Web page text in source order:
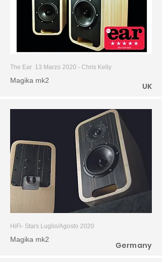
The Ear 13 Marzo 2020 - Chris Kelly
Magika mk2
UK
HiFi- Stars Luglio/Agosto 2020
Magika mk2
Germany